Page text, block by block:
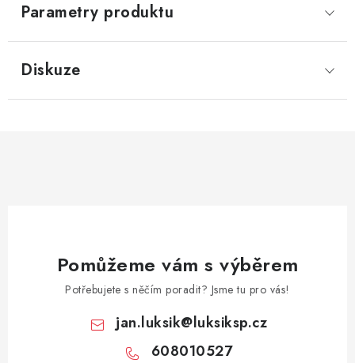
Parametry produktu
Diskuze
Pomůžeme vám s výběrem
Potřebujete s něčím poradit? Jsme tu pro vás!
jan.luksik@luksiksp.cz
608010527